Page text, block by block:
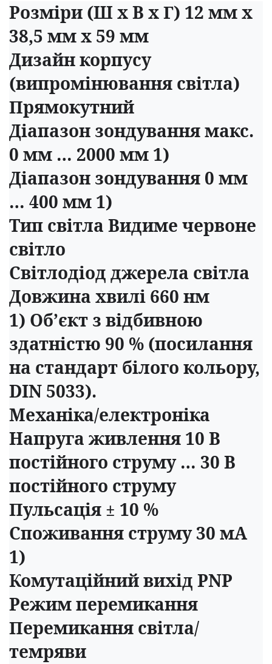
Розміри (Ш x В x Г) 12 мм x
38,5 мм x 59 мм
Дизайн корпусу
(випромінювання світла)
Прямокутний
Діапазон зондування макс.
0 мм … 2000 мм 1)
Діапазон зондування 0 мм
… 400 мм 1)
Тип світла Видиме червоне
світло
Світлодіод джерела світла
Довжина хвилі 660 нм
1) Об’єкт з відбивною
здатністю 90 % (посилання
на стандарт білого кольору,
DIN 5033).
Механіка/електроніка
Напруга живлення 10 В
постійного струму … 30 В
постійного струму
Пульсація ± 10 %
Споживання струму 30 мА
1)
Комутаційний вихід PNP
Режим перемикання
Перемикання світла/
темряви